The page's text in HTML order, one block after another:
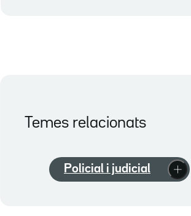
Temes relacionats
Policial i judicial